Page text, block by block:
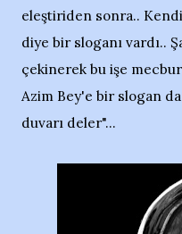
eleştiriden sonra..
diye bir sloganı vardı..
çekinerek bu işe
Azim Bey'e bir slogan
duvarı deler"...